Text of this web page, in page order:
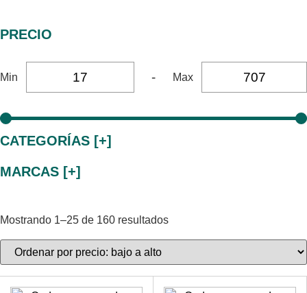
PRECIO
Min - Max
CATEGORÍAS [+]
MARCAS [+]
Mostrando 1–25 de 160 resultados